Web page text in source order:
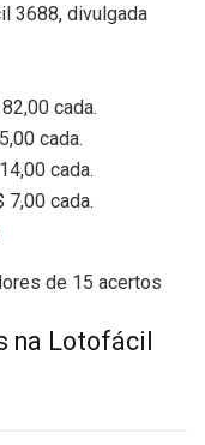
3688, divulgada
cada.
cada.
cada.
cada.
de 15 acertos
na Lotofácil